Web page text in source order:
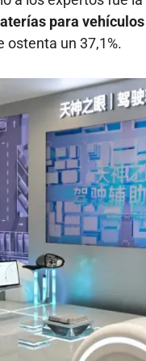
para
ostenta un 37,1%.